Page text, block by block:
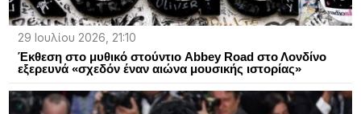
29 Ιουλίου 2026, 21:10
Έκθεση στο μυθικό στούντιο Abbey Road στο Λονδίνο
εξερευνά «σχεδόν έναν αιώνα μουσικής ιστορίας»